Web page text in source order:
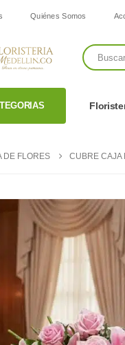
Quiénes Somos
DE FLORES CUBRE CAJA